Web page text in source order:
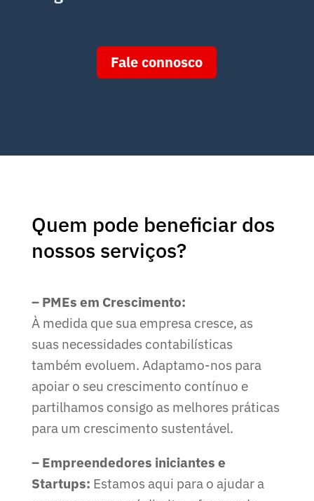
Fale connosco
Quem pode beneficiar dos
nossos serviços?
– PMEs em Crescimento:
À medida que sua empresa cresce, as
suas necessidades contabilísticas
também evoluem. Adaptamo-nos para
apoiar o seu crescimento contínuo e
partilhamos consigo as melhores práticas
para um crescimento sustentável.
– Empreendedores iniciantes e
Startups: Estamos aqui para o ajudar a